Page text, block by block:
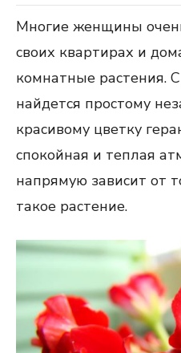
Многие женщины
своих квартирах и
комнатные растения.
найдется простому
красивому цветку
спокойная и теплая
напрямую зависит от
такое растение.